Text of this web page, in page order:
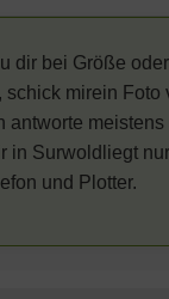
dir bei Größe
schick mirein Foto
antworte
in Surwoldliegt
und Plotter.